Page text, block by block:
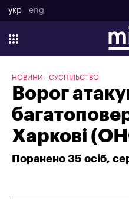
укр eng
НОВИНИ СУСПІЛЬСТВО
Ворог
Харкові
Поранено 35 осіб,